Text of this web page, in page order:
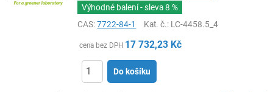
Výhodné balení - sleva8 %
CAS:7722-84-1 Kat. č.: LC-4458.5_4
cena bez DPH 17 732,23 Kč
Do košíku